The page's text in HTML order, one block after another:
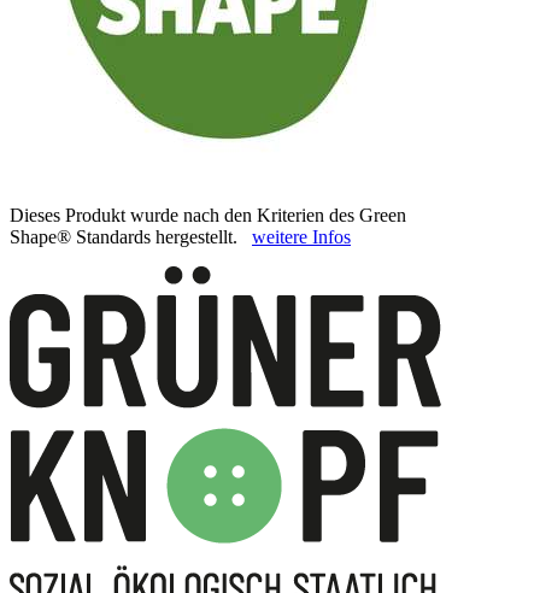
Dieses Produkt wurde nach den Kriterien des Green
Shape® Standards hergestellt. weitere Infos